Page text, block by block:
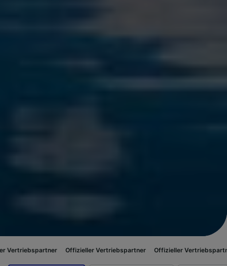
Offizieller Vertriebspartner Offizieller Vertriebspartner